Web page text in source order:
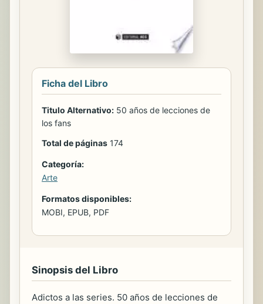
Ficha del Libro
Titulo Alternativo: 50 años de lecciones de
los fans
Total de páginas 174
Categoría:
Arte
Formatos disponibles:
MOBI, EPUB, PDF
Sinopsis del Libro
Adictos a las series. 50 años de lecciones de